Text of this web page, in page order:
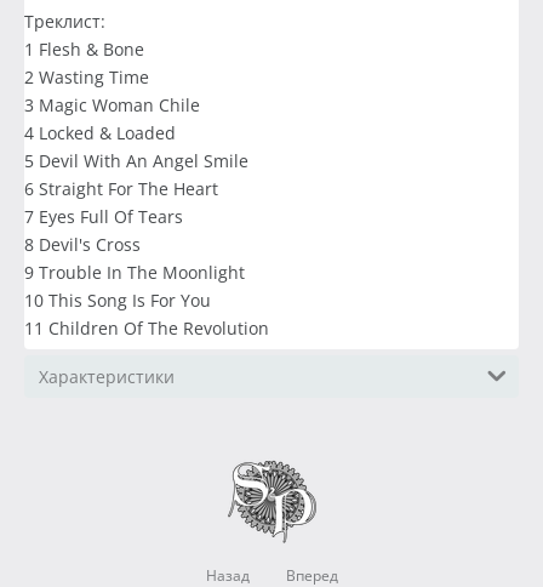
Треклист:
1 Flesh & Bone
2 Wasting Time
3 Magic Woman Chile
4 Locked & Loaded
5 Devil With An Angel Smile
6 Straight For The Heart
7 Eyes Full Of Tears
8 Devil's Cross
9 Trouble In The Moonlight
10 This Song Is For You
11 Children Of The Revolution
Характеристики
Назад Вперед